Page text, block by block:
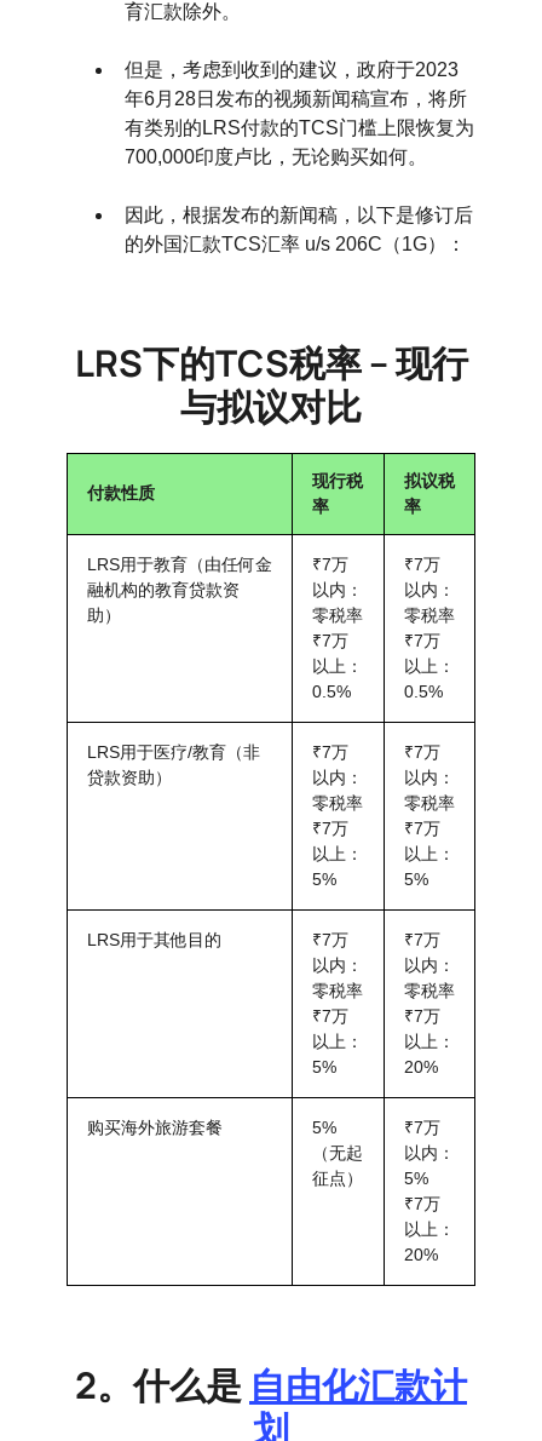
育汇款除外。
但是，考虑到收到的建议，政府于2023
年6月28日发布的视频新闻稿宣布，将所
有类别的LRS付款的TCS门槛上限恢复为
700,000印度卢比，无论购买如何。
因此，根据发布的新闻稿，以下是修订后
的外国汇款TCS汇率 u/s 206C（1G）：
LRS下的TCS税率 – 现行
与拟议对比
付款性质
现行税
率
拟议税
率
LRS用于教育（由任何金
融机构的教育贷款资
助）
₹7万
以内：
零税率
₹7万
以上：
0.5%
₹7万
以内：
零税率
₹7万
以上：
0.5%
LRS用于医疗/教育（非
贷款资助）
₹7万
以内：
零税率
₹7万
以上：
5%
₹7万
以内：
零税率
₹7万
以上：
5%
LRS用于其他目的
₹7万
以内：
零税率
₹7万
以上：
5%
₹7万
以内：
零税率
₹7万
以上：
20%
购买海外旅游套餐
5%
（无起
征点）
₹7万
以内：
5%
₹7万
以上：
20%
2。什么是 自由化汇款计
划